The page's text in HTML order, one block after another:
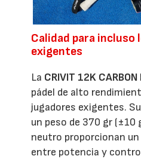
Calidad para incluso
exigentes
La CRIVIT 12K CARBON
pádel de alto
jugadores exigentes.
un peso de 370 gr (±10
neutro proporcionan
entre potencia y